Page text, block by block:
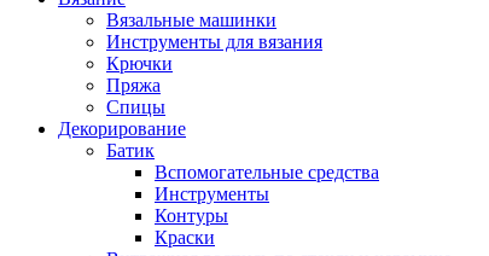
Вязальные машинки
Инструменты для вязания
Крючки
Пряжа
Спицы
Декорирование
Батик
Вспомогательные средства
Инструменты
Контуры
Краски